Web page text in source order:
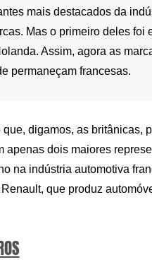
mais destacados da
Mas o primeiro deles foi
Assim, agora as
permaneçam francesas.
digamos, as britânicas,
apenas dois maiores
na indústria automotiva
que produz